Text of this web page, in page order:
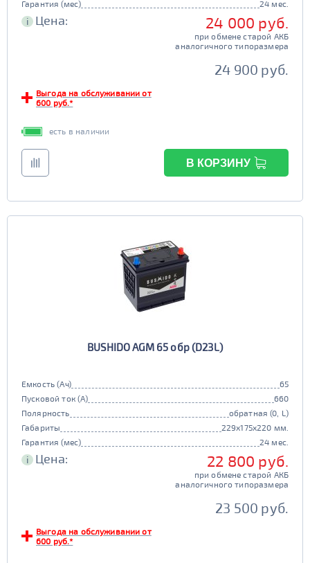
Гарантия (мес) 24 мес.
i Цена: 24 000 руб.
при обмене старой АКБ
аналогичного типоразмера
24 900 руб.
Выгода на обслуживании от
600 руб.*
есть в наличии
В КОРЗИНУ
BUSHIDO AGM 65 обр (D23L)
Емкость (Ач)
65
Пусковой ток (А)
660
Полярность
обратная (0, L)
Габариты
229x175x220 мм.
Гарантия (мес)
24 мес.
i Цена: 22 800 руб.
при обмене старой АКБ
аналогичного типоразмера
23 500 руб.
Выгода на обслуживании от
600 руб.*